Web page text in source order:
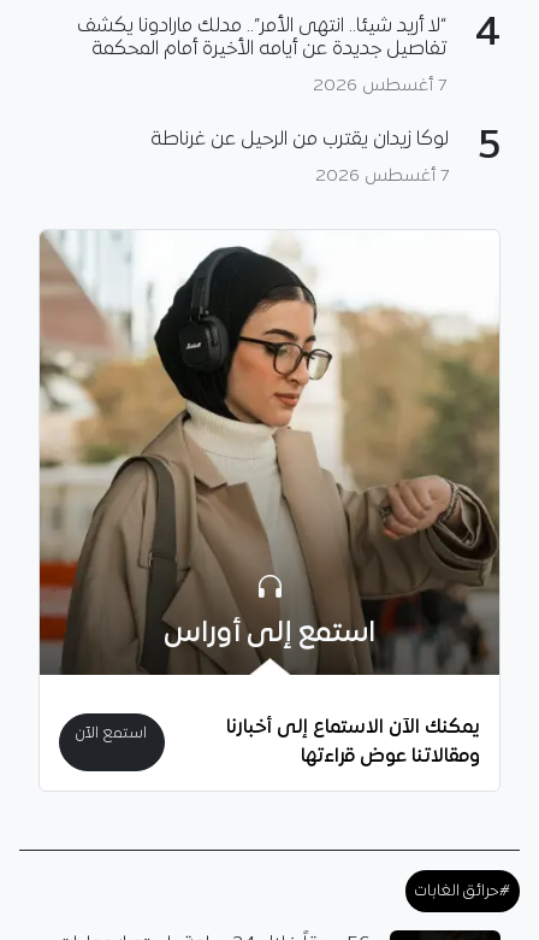
4
“لا أريد شيئا.. انتهى الأمر”.. مدلك مارادونا يكشف
تفاصيل جديدة عن أيامه الأخيرة أمام المحكمة
7 أغسطس 2026
5 لوكا زيدان يقترب من الرحيل عن غرناطة
7 أغسطس 2026
استمع إلى أوراس
يمكنك الآن الاستماع إلى أخبارنا
ومقالاتنا عوض قراءتها
استمع الآن
#حرائق الغابات